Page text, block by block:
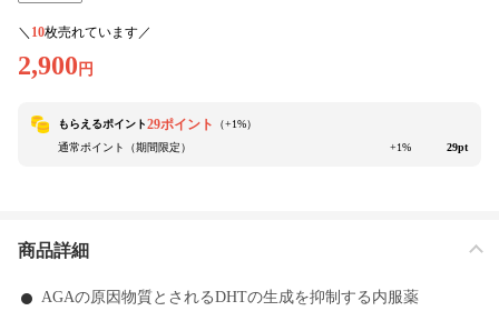
＼ 10枚売れています／
2,900 円
もらえるポイント29ポイント （+1%）
通常ポイント（期間限定）
+1% 29pt
商品詳細
AGAの原因物質とされるDHTの生成を抑制する内服薬